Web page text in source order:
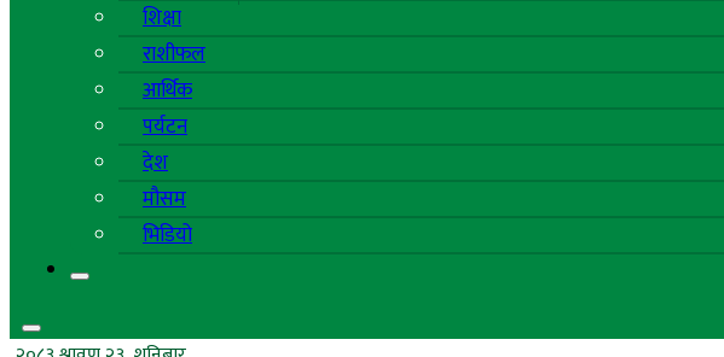
शिक्षा
राशीफल
आर्थिक
पर्यटन
देश
मौसम
भिडियो